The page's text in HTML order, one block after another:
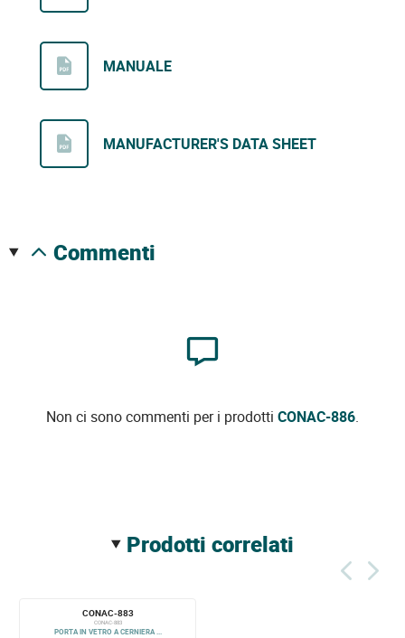
MANUALE
MANUFACTURER'S DATA SHEET
commenti
Non ci sono commenti per i prodotti CONAC-886.
prodotti correlati
CONAC-883
CONAC-883
PORTA IN VETRO A CERNIERA ...